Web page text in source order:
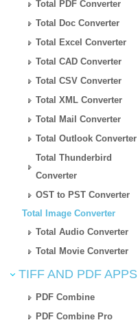
Total PDF Converter
Total Doc Converter
Total Excel Converter
Total CAD Converter
Total CSV Converter
Total XML Converter
Total Mail Converter
Total Outlook Converter
Total Thunderbird
Converter
OST to PST Converter
Total Image Converter
Total Audio Converter
Total Movie Converter
TIFF AND PDF APPS
PDF Combine
PDF Combine Pro